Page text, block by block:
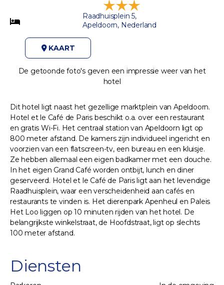
Raadhuisplein 5,
Apeldoorn, Nederland
KAART
De getoonde foto's geven een impressie weer van het
hotel
Dit hotel ligt naast het gezellige marktplein van Apeldoorn.
Hotel et le Café de Paris beschikt o.a. over een restaurant
en gratis Wi-Fi. Het centraal station van Apeldoorn ligt op
800 meter afstand. De kamers zijn individueel ingericht en
voorzien van een flatscreen-tv, een bureau en een kluisje.
Ze hebben allemaal een eigen badkamer met een douche.
In het eigen Grand Café worden ontbijt, lunch en diner
geserveerd. Hotel et le Café de Paris ligt aan het levendige
Raadhuisplein, waar een verscheidenheid aan cafés en
restaurants te vinden is. Het dierenpark Apenheul en Paleis
Het Loo liggen op 10 minuten rijden van het hotel. De
belangrijkste winkelstraat, de Hoofdstraat, ligt op slechts
100 meter afstand.
Diensten